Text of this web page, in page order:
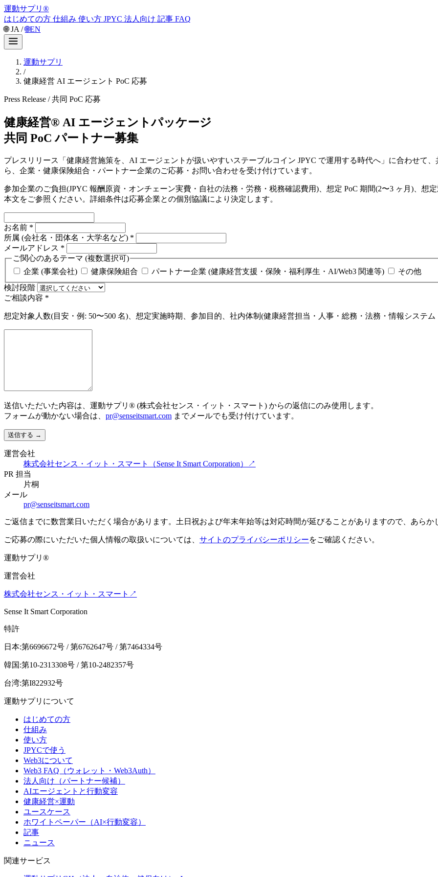
運動サプリ ®
はじめての方 仕組み 使い方 JPYC 法人向け 記事 FAQ
🌐 JA / 🌐EN
運動サプリ
/
健康経営 AI エージェント PoC 応募
Press Release / 共同 PoC 応募
健康経営® AI エージェントパッケージ
共同 PoC パートナー募集
プレスリリース「健康経営施策を、AI エージェントが扱いやすいステーブルコイン JPYC で運用する時代へ」に合わせて
ら、企業・健康保険組合・パートナー企業のご応募・お問い合わせを受け付けています。
参加企業のご負担(JPYC 報酬原資・オンチェーン実費・自社の法務・労務・税務確認費用)、想定 PoC 期間(2〜3 ヶ月)、想
本文をご参照ください。詳細条件は応募企業との個別協議により決定します。
お名前 *
所属 (会社名・団体名・大学名など) *
メールアドレス *
ご関心のあるテーマ (複数選択可)
企業 (事業会社)
健康保険組合 パートナー企業 (健康経営支援・保険・福利厚生・AI/Web3 関連等)
その他
検討段階
ご相談内容 *
想定対象人数(目安・例: 50〜500 名)、想定実施時期、参加目的、社内体制(健康経営担当・人事・総務・法務・情報システ
送信いただいた内容は、運動サプリ® (株式会社センス・イット・スマート) からの返信にのみ使用します。
フォームが動かない場合は、 pr@senseitsmart.com までメールでも受け付けています。
送信する →
運営会社
株式会社センス・イット・スマート（Sense It Smart Corporation）
↗
PR 担当
片桐
メール
pr@senseitsmart.com
ご返信までに数営業日いただく場合があります。土日祝および年末年始等は対応時間が延びることがありますので、あらか
ご応募の際にいただいた個人情報の取扱いについては、 サイトのプライバシーポリシーをご確認ください。
運動サプリ ®
運営会社
株式会社センス・イット・スマート ↗
Sense It Smart Corporation
特許
日本:第6696672号 / 第6762647号 / 第7464334号
韓国:第10-2313308号 / 第10-2482357号
台湾:第I822932号
運動サプリについて
はじめての方
仕組み
使い方
JPYCで使う
Web3について
Web3 FAQ（ウォレット・Web3Auth）
法人向け（パートナー候補）
AIエージェントと行動変容
健康経営×運動
ユースケース
ホワイトペーパー（AI×行動変容）
記事
ニュース
関連サービス